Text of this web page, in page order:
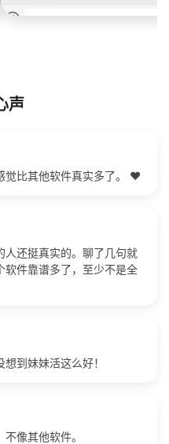
声
觉比其他软件真实多了。 ❤️
人还挺真实的。聊了几句就
软件靠谱多了，至少不是全
到妹妹活这么好！
像其他软件。